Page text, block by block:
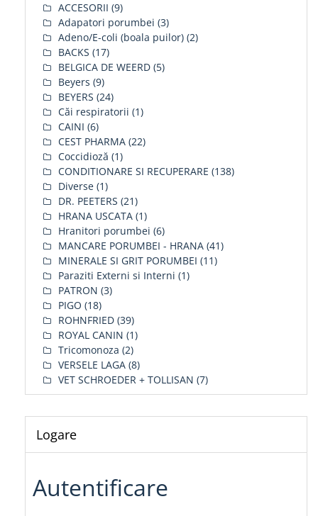
ACCESORII (9)
Adapatori porumbei (3)
Adeno/E-coli (boala puilor) (2)
BACKS (17)
BELGICA DE WEERD (5)
Beyers (9)
BEYERS (24)
Căi respiratorii (1)
CAINI (6)
CEST PHARMA (22)
Coccidioză (1)
CONDITIONARE SI RECUPERARE (138)
Diverse (1)
DR. PEETERS (21)
HRANA USCATA (1)
Hranitori porumbei (6)
MANCARE PORUMBEI - HRANA (41)
MINERALE SI GRIT PORUMBEI (11)
Paraziti Externi si Interni (1)
PATRON (3)
PIGO (18)
ROHNFRIED (39)
ROYAL CANIN (1)
Tricomonoza (2)
VERSELE LAGA (8)
VET SCHROEDER + TOLLISAN (7)
Logare
Autentificare